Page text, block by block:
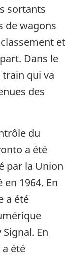
sortants
de wagons
et
Dans le
qui va
des
du
a été
par la Union
1964. En
a été
En
été